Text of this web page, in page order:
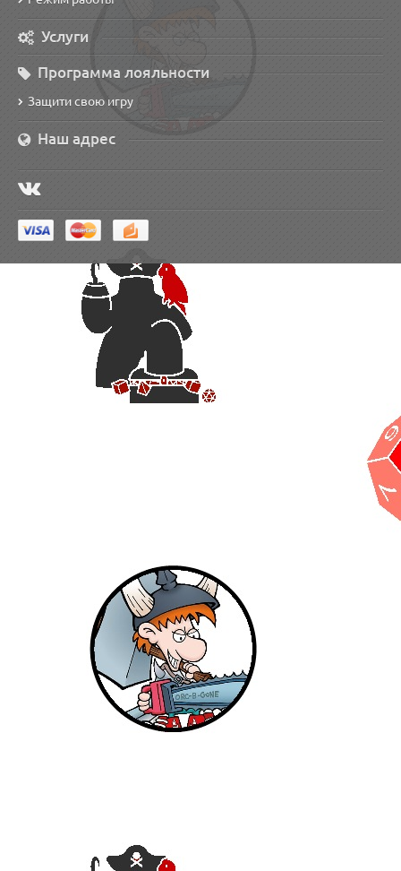
Услуги
Программа лояльности
Защити свою игру
Наш адрес